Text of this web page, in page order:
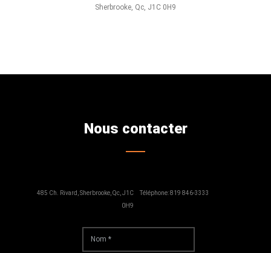
Sherbrooke, Qc, J1C 0H9
Nous contacter
Téléphone: 819 846-3333
485 Ch. Rivard, Sherbrooke, Qc, J1C
0H9